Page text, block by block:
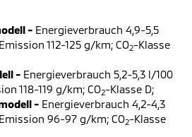
- Energieverbrauch 4,9-5,5
112-125 g/km; CO2-Klasse
- Energieverbrauch 5,2-5,3 l/100
118-119 g/km; CO2-Klasse D;
- Energieverbrauch 4,2-4,3
96-97 g/km; CO2-Klasse